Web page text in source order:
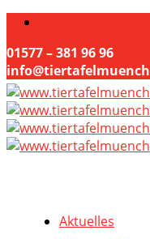
01577 – 381 96 96
Aktuelles